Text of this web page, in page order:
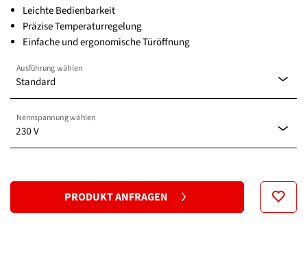
Leichte Bedienbarkeit
Präzise Temperaturregelung
Einfache und ergonomische Türöffnung
Standard
Ausführung wählen
Standard
230 V
Nennspannung wählen
PRODUKT ANFRAGEN